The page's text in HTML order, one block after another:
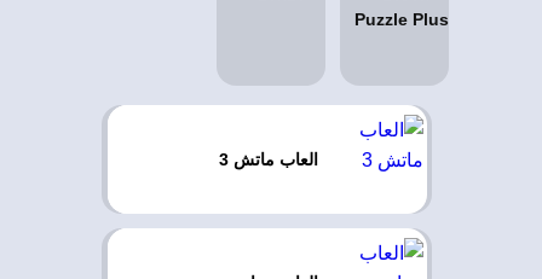
العاب ماتش 3